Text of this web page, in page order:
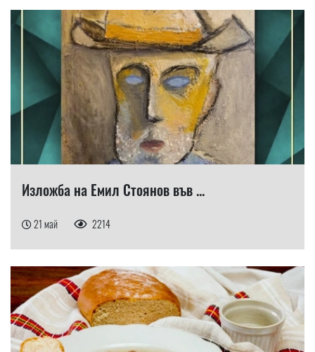
Изложба на Емил Стоянов във ...
21 май 2214